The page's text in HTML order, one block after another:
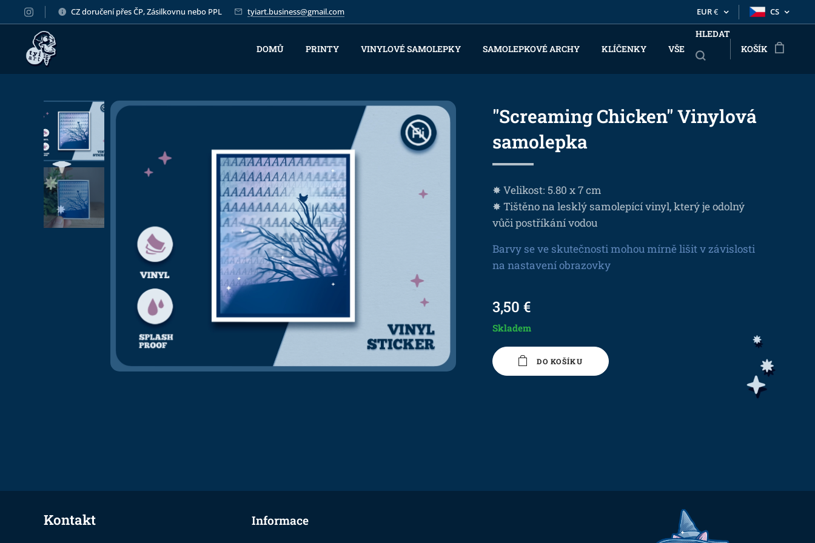
CZ doručení přes ČP, Zásilkovnu nebo PPL tyiart.business@gmail.com EUR€ CS
DOMŮ PRINTY VINYLOVÉ SAMOLEPKY SAMOLEPKOVÉ ARCHY KLÍČENKY VŠE
HLEDAT
KOŠÍK
"Screaming Chicken" Vinylová
samolepka
✸ Velikost: 5.80 x 7 cm
✸ Tištěno na lesklý samolepící vinyl, který je odolný
vůči postříkání vodou
Barvy se ve skutečnosti mohou mírně lišit v závislosti
na nastavení obrazovky
3,50 €
Skladem
DO KOŠÍKU
Kontakt Informace